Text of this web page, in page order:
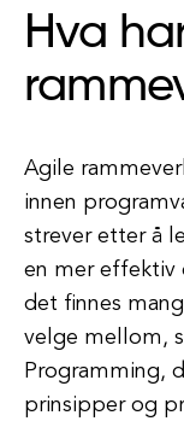
Hva
Agile
innen
strever etter å
en mer effektiv
det finnes
velge mellom,
Programming,
prinsipper og